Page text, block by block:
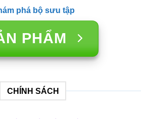
phá bộ sưu tập
PHẨM
CHÍNH SÁCH